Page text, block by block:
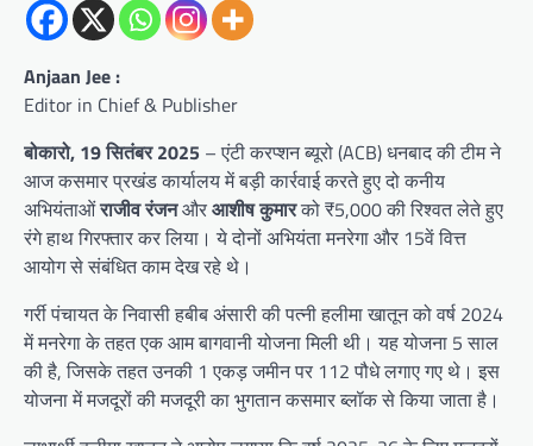
Anjaan Jee :
Editor in Chief & Publisher
बोकारो, 19 सितंबर 2025 – एंटी करप्शन ब्यूरो (ACB) धनबाद की टीम ने
आज कसमार प्रखंड कार्यालय में बड़ी कार्रवाई करते हुए दो कनीय
अभियंताओंराजीव रंजनऔरआशीष कुमारको ₹5,000 की रिश्वत लेते हुए
रंगे हाथ गिरफ्तार कर लिया। ये दोनों अभियंता मनरेगा और 15वें वित्त
आयोग से संबंधित काम देख रहे थे।
गर्री पंचायत के निवासी हबीब अंसारी की पत्नी हलीमा खातून को वर्ष 2024
में मनरेगा के तहत एक आम बागवानी योजना मिली थी। यह योजना 5 साल
की है, जिसके तहत उनकी 1 एकड़ जमीन पर 112 पौधे लगाए गए थे। इस
योजना में मजदूरों की मजदूरी का भुगतान कसमार ब्लॉक से किया जाता है।